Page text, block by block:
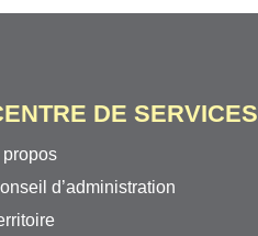
DE SERVICES
propos
d’administration